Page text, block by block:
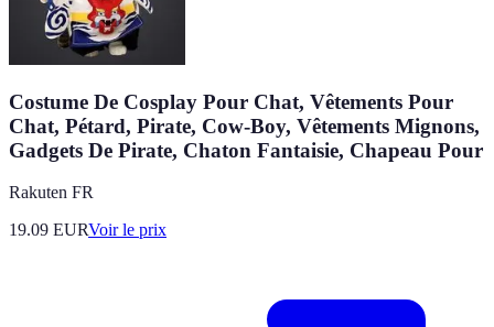
Costume De Cosplay Pour Chat, Vêtements Pour
Chat, Pétard, Pirate, Cow-Boy, Vêtements Mignons,
Gadgets De Pirate, Chaton Fantaisie, Chapeau Pour
Rakuten FR
19.09 EURVoir le prix